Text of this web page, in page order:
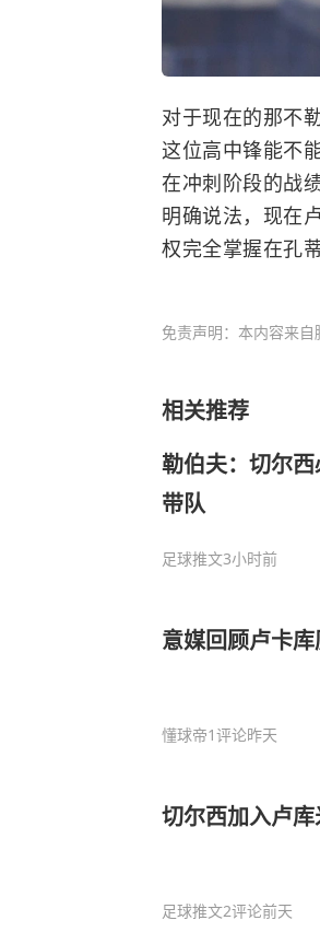
对于现在的那不
这位高中锋能不
在冲刺阶段的战
明确说法，现在
权完全掌握在孔
免责声明：本内容来自
相关推荐
勒伯夫：切尔
带队
足球推文3小时前
意媒回顾卢卡
懂球帝1评论昨天
切尔西加入卢
足球推文2评论前天